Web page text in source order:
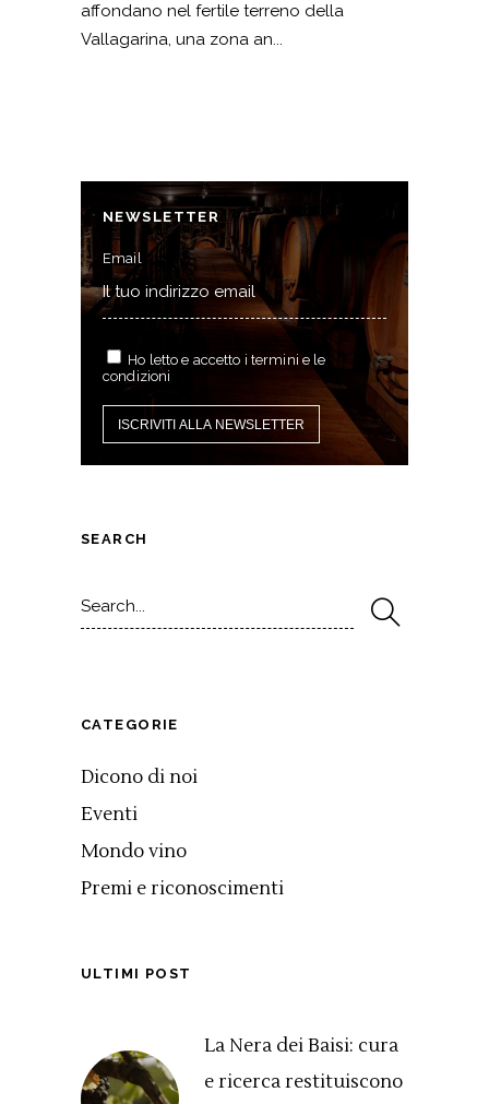
affondano nel fertile terreno della
Vallagarina, una zona an...
NEWSLETTER
Email
Ho letto e accetto i termini e le
condizioni
SEARCH
for:
CATEGORIE
Dicono di noi
Eventi
Mondo vino
Premi e riconoscimenti
ULTIMI POST
La Nera dei Baisi: cura
e ricerca restituiscono